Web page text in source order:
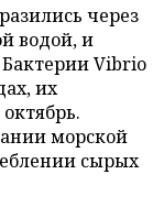
через
водой, и
Vibrio
их
морской
сырых